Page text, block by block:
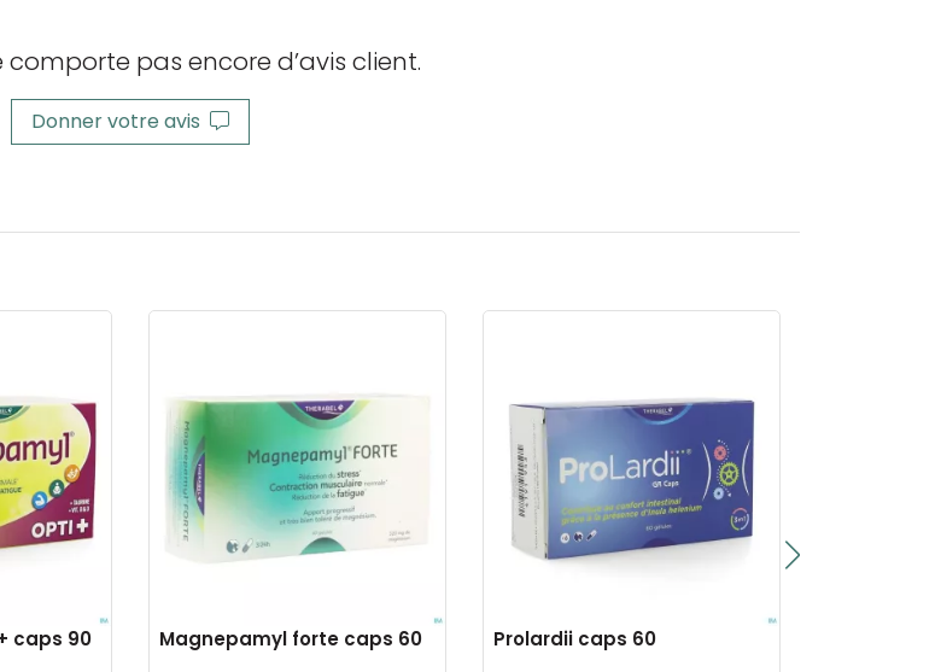
pas encore d’avis client.
Donner votre avis
caps 90 Magnepamyl forte caps 60 Prolardii caps 60